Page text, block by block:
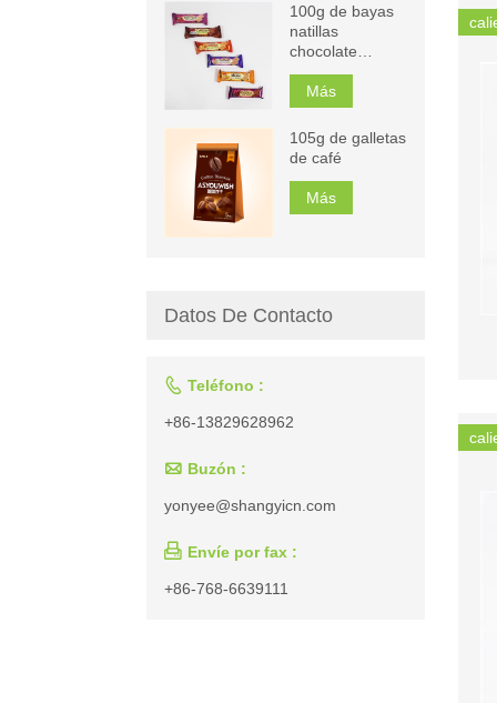
100g de bayas
natillas
chocolate
capuchino
naranja mango
sándwich
galletas
Más
105g de galletas
de café
Más
Datos De Contacto
 Teléfono :
+86-13829628962
 Buzón :
yonyee@shangyicn.com
 Envíe por fax :
+86-768-6639111